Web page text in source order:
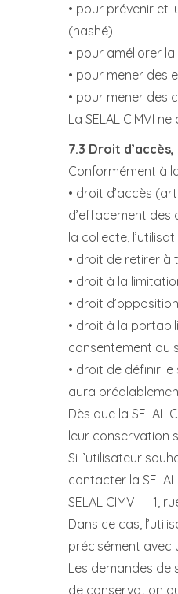
• pour prévenir et
(hashé)
• pour améliorer
• pour mener des
• pour mener des
La SELAL CIMVI
7.3 Droit
Conformément à
• droit d’accès
d’effacement des
la collecte,
• droit de retirer à
• droit à la
• droit
• droit à la
consentement ou
• droit de définir
aura
Dès que la SELAL
leur conservation
Si l’utilisateur
contacter la
SELAL CIMVI – 1,
Dans ce cas,
précisément avec
Les demandes de
de conservation